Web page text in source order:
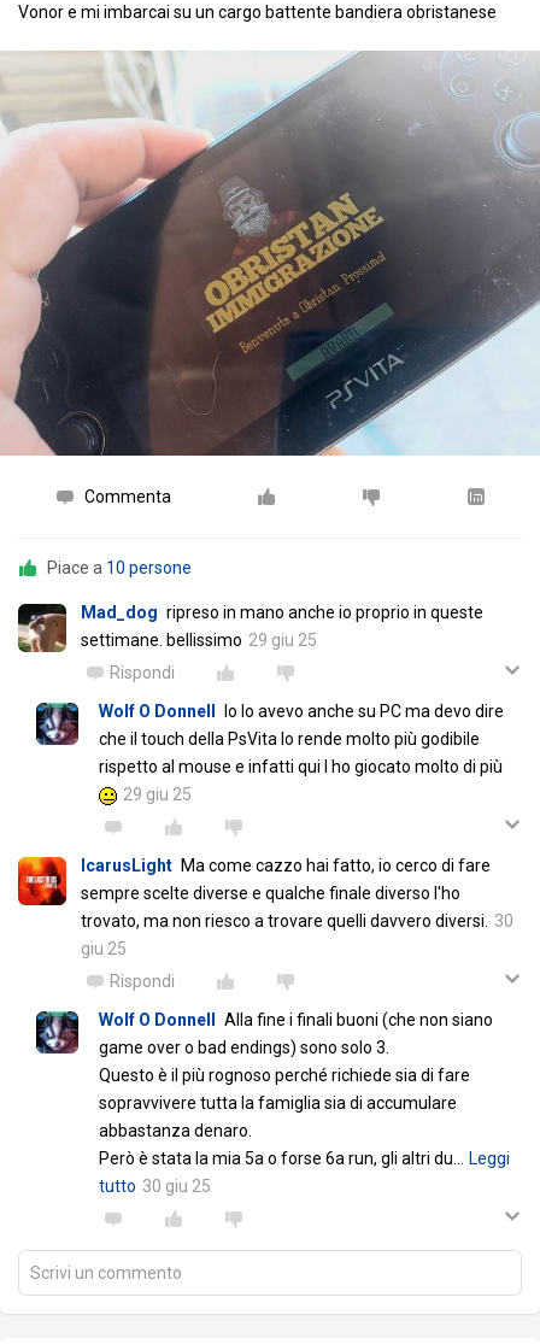
Vonor e mi imbarcai su un cargo battente bandiera obristanese
Commenta
Piace a 10 persone
Mad_dog ripreso in mano anche io proprio in queste
settimane. bellissimo 29 giu 25
Rispondi
Wolf O Donnell
Io lo avevo anche su PC ma devo dire
che il touch della PsVita lo rende molto più godibile
rispetto al mouse e infatti qui l ho giocato molto di più
29 giu 25
IcarusLight Ma come cazzo hai fatto, io cerco di fare
sempre scelte diverse e qualche finale diverso l'ho
trovato, ma non riesco a trovare quelli davvero diversi.
30
giu 25
Rispondi
Wolf O Donnell
Alla fine i finali buoni (che non siano
game over o bad endings) sono solo 3.
Questo è il più rognoso perché richiede sia di fare
sopravvivere tutta la famiglia sia di accumulare
abbastanza denaro.
Però è stata la mia 5a o forse 6a run, gli altri du
Leggi
tutto 30 giu 25
Scrivi un commento